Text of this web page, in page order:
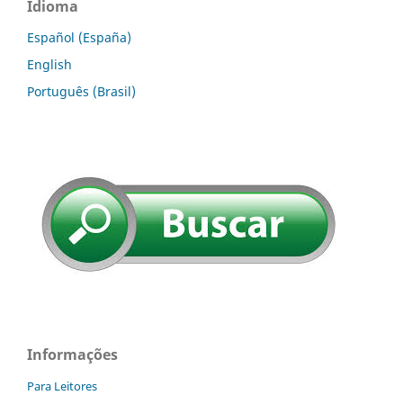
Idioma
Español (España)
English
Português (Brasil)
Informações
Para Leitores